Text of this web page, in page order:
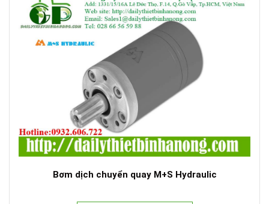
Bơm dịch chuyển quay M+S Hydraulic